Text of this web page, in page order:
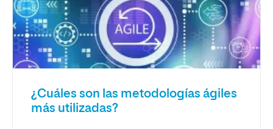
¿Cuáles son las metodologías ágiles
más utilizadas?